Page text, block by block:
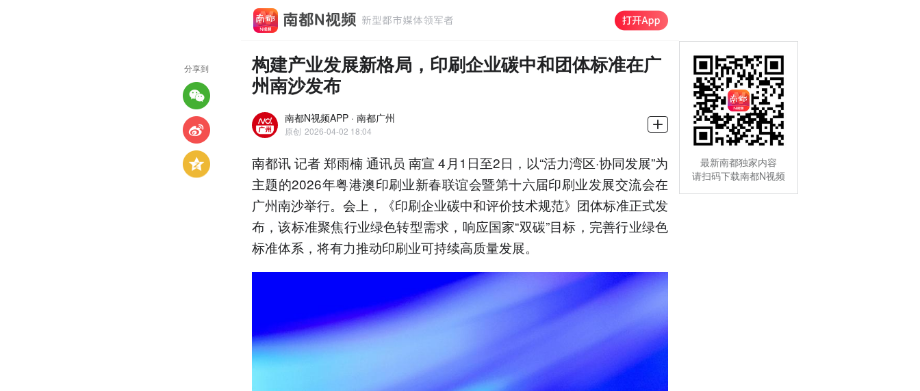
构建产业发展新格局，印刷企业碳中和团体标准在广
州南沙发布
南都N视频APP · 南都广州
原创 2026-04-02 18:04
南都讯 记者 郑雨楠 通讯员 南宣 4月1日至2日，以“活力湾区·协同发展”为
主题的2026年粤港澳印刷业新春联谊会暨第十六届印刷业发展交流会在
广州南沙举行。会上，《印刷企业碳中和评价技术规范》团体标准正式发
布，该标准聚焦行业绿色转型需求，响应国家“双碳”目标，完善行业绿色
标准体系，将有力推动印刷业可持续高质量发展。
分享到
最新南都独家内容
请扫码下载南都N视频